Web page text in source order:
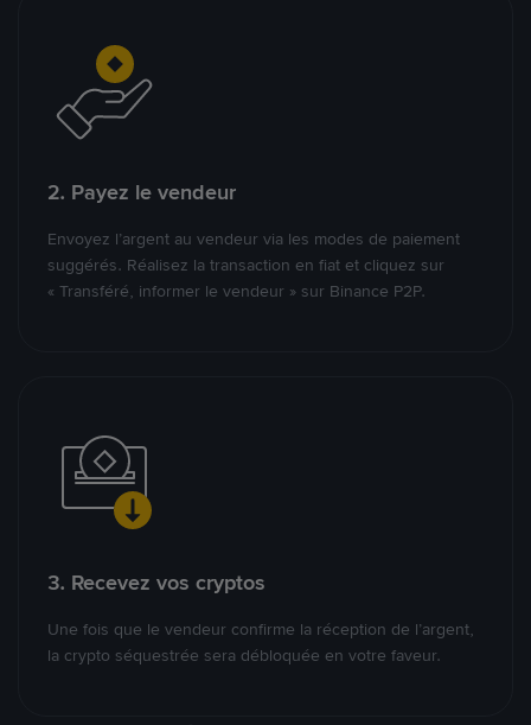
2. Payez le vendeur
Envoyez l’argent au vendeur via les modes de paiement
suggérés. Réalisez la transaction en fiat et cliquez sur
« Transféré, informer le vendeur » sur Binance P2P.
3. Recevez vos cryptos
Une fois que le vendeur confirme la réception de l’argent,
la crypto séquestrée sera débloquée en votre faveur.